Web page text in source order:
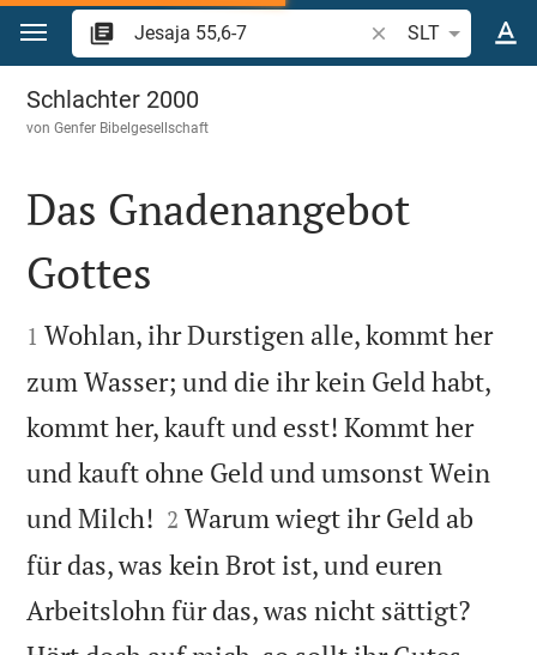
Zum Inhalt springen
Bibelstelle oder
SLT
Jesaja 55
Schlachter 2000
vonGenfer Bibelgesellschaft

Das Gnadenangebot
Gottes

1 Wohlan, ihr Durstigen alle, kommt her
zum Wasser; und die ihr kein Geld habt,
kommt her, kauft und esst! Kommt her
und kauft ohne Geld und umsonst Wein
und Milch! 

2 Warum wiegt ihr Geld ab
für das, was kein Brot ist, und euren
Arbeitslohn für das, was nicht sättigt?